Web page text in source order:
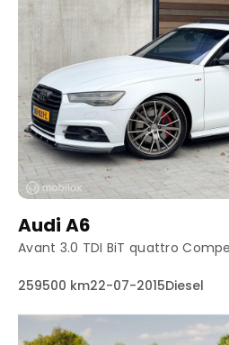
Audi A6
Avant 3.0 TDI BiT quattro
259500 km22-07-2015Diesel